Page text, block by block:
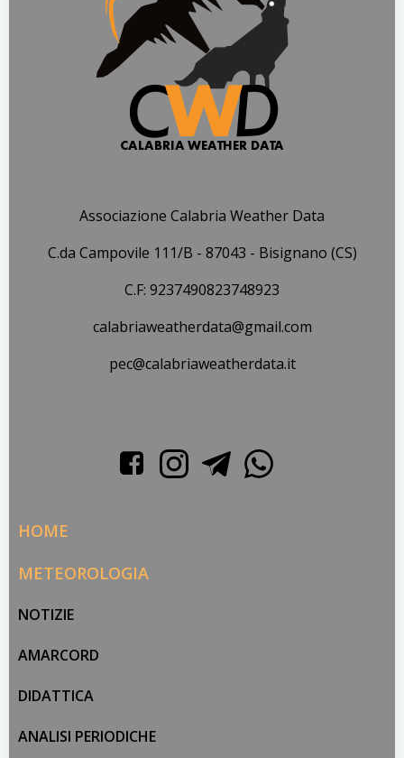
Associazione Calabria Weather Data
C.da Campovile 111/B - 87043 - Bisignano (CS)
C.F: 9237490823748923
calabriaweatherdata@gmail.com
pec@calabriaweatherdata.it
HOME
METEOROLOGIA
NOTIZIE
AMARCORD
DIDATTICA
ANALISI PERIODICHE